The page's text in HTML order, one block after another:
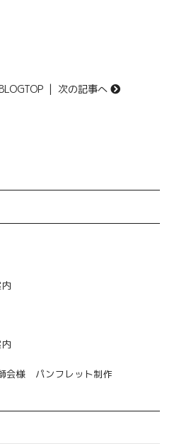
次の記事へ
会様 パンフレット制作